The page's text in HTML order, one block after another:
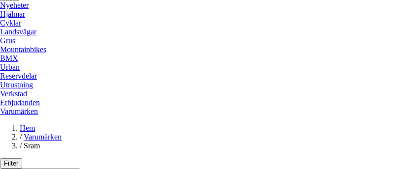
Nyeheter
Hjälmar
Cyklar
Landsvägar
Grus
Mountainbikes
BMX
Urban
Reservdelar
Utrustning
Verkstad
Erbjudanden
Varumärken
Hem
/ Varumärken
/ Sram
Filter